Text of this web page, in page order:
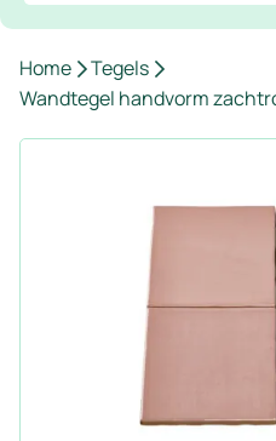
Home
Tegels
Wandtegel handvorm